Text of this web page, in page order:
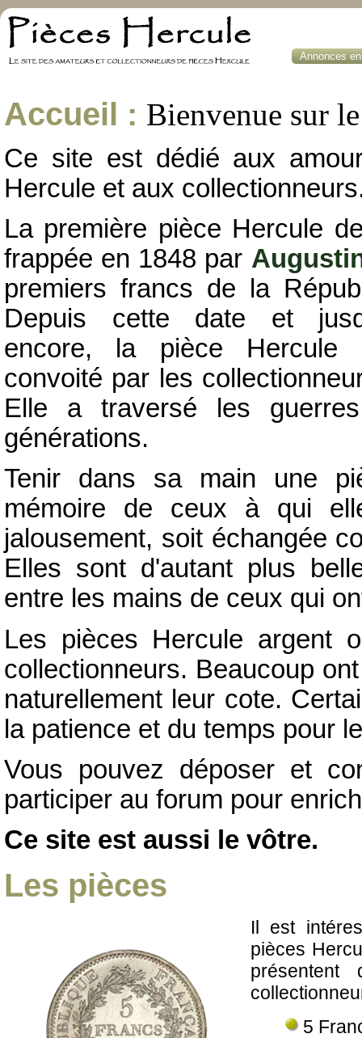
Annonces
Accueil : Bienvenue sur
Ce site est dédié aux
Hercule et aux
La première pièce Hercule
frappée en 1848 par
premiers francs de la
Depuis cette date et
encore, la pièce Hercule
convoité par les
Elle a traversé les
générations.
Tenir dans sa main une
mémoire de ceux à qui
jalousement, soit échangée
Elles sont d'autant plus
entre les mains de ceux qui
Les pièces Hercule argent
collectionneurs. Beaucoup
naturellement leur cote.
la patience et du temps pour
Vous pouvez déposer et
participer au forum pour
Ce site est aussi le vôtre.
Les pièces
Il est
pièces
5